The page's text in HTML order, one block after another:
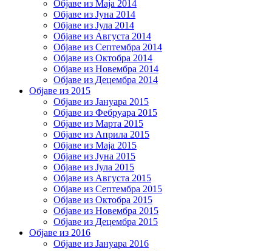
Објаве из Маја 2014
Објаве из Јуна 2014
Објаве из Јула 2014
Објаве из Августа 2014
Објаве из Септембра 2014
Објаве из Октобра 2014
Објаве из Новембра 2014
Објаве из Децембра 2014
Објаве из 2015
Објаве из Јануара 2015
Објаве из Фебруара 2015
Објаве из Марта 2015
Објаве из Априла 2015
Објаве из Маја 2015
Објаве из Јуна 2015
Објаве из Јула 2015
Објаве из Августа 2015
Објаве из Септембра 2015
Објаве из Октобра 2015
Објаве из Новембра 2015
Објаве из Децембра 2015
Објаве из 2016
Објаве из Јануара 2016